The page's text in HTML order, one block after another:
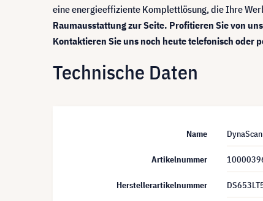
eine energieeffiziente Komplettlösung, die Ihre
Raumausstattung zur Seite. Profitieren Sie von
Kontaktieren Sie uns noch heute telefonisch oder
Technische Daten
Name
Artikelnummer
Herstellerartikelnummer